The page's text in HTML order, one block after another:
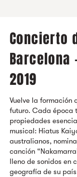
Concierto
Barcelona
2019
Vuelve la formación
futuro. Cada época
propiedades
musical: Hiatus
australianos,
canción
lleno de sonidos en
geografía de su